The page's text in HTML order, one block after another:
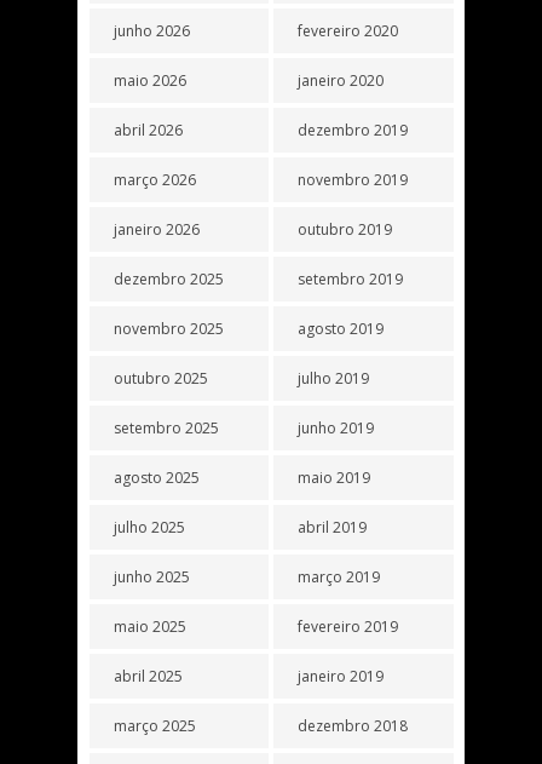
junho 2026
maio 2026
abril 2026
março 2026
janeiro 2026
dezembro 2025
novembro 2025
outubro 2025
setembro 2025
agosto 2025
julho 2025
junho 2025
maio 2025
abril 2025
março 2025
fevereiro 2020
janeiro 2020
dezembro 2019
novembro 2019
outubro 2019
setembro 2019
agosto 2019
julho 2019
junho 2019
maio 2019
abril 2019
março 2019
fevereiro 2019
janeiro 2019
dezembro 2018